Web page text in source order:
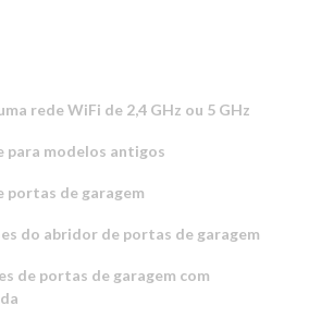
rede WiFi de 2,4 GHz ou 5 GHz
para modelos antigos
portas de garagem
do abridor de portas de garagem
de portas de garagem com